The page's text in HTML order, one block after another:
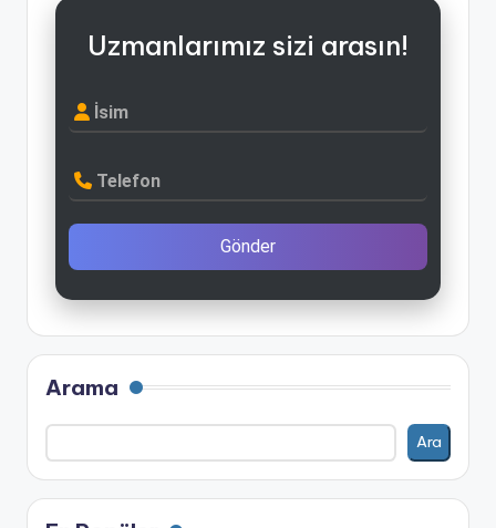
Uzmanlarımız sizi arasın!
İsim
Telefon
Gönder
Arama
Ara